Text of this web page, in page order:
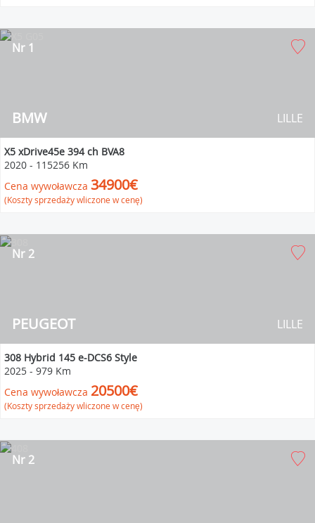
BMW
Nr 1
LILLE
X5 xDrive45e 394 ch BVA8
2020 - 115256 Km
Cena wywoławcza 34900€
(Koszty sprzedaży wliczone w cenę)
PEUGEOT
Nr 2
LILLE
308 Hybrid 145 e-DCS6 Style
2025 - 979 Km
Cena wywoławcza 20500€
(Koszty sprzedaży wliczone w cenę)
Nr 2